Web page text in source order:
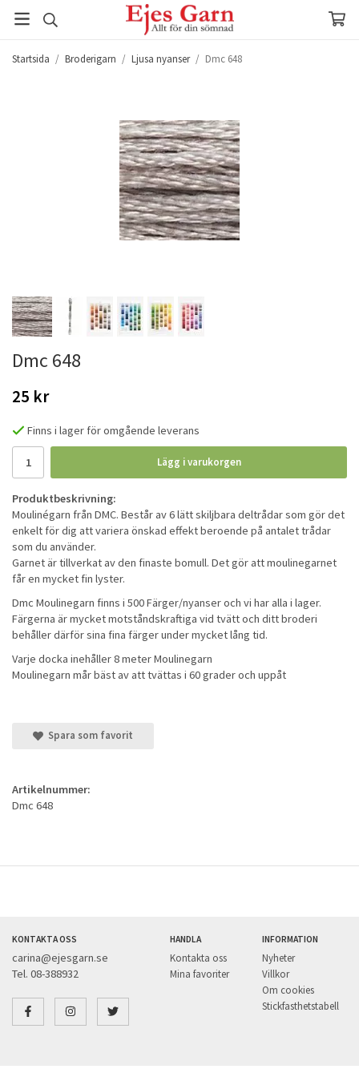
Startsida / Broderigarn / Ljusa nyanser / Dmc 648
Dmc 648
25 kr
Finns i lager för omgående leverans
Lägg i varukorgen
Produktbeskrivning:
Moulinégarn från DMC. Består av 6 lätt skiljbara deltrådar som gör det
enkelt för dig att variera önskad effekt beroende på antalet trådar
som du använder.
Garnet är tillverkat av den finaste bomull. Det gör att moulinegarnet
får en mycket fin lyster.
Dmc Moulinegarn finns i 500 Färger/nyanser och vi har alla i lager.
Färgerna är mycket motståndskraftiga vid tvätt och ditt broderi
behåller därför sina fina färger under mycket lång tid.
Varje docka inehåller 8 meter Moulinegarn
Moulinegarn mår bäst av att tvättas i 60 grader och uppåt
Spara som favorit
Artikelnummer:
Dmc 648
KONTAKTA OSS
carina@ejesgarn.se
Tel. 08-388932
HANDLA
Kontakta oss
Mina favoriter
INFORMATION
Nyheter
Villkor
Om cookies
Stickfasthetstabell